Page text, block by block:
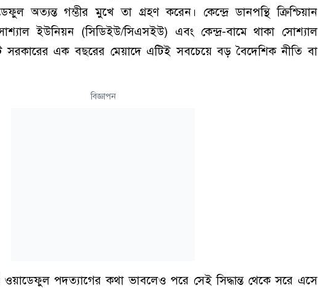
অত্যন্ত গম্ভীর মুখে তা গ্রহণ করেন। কেন্দ্রে ডানপন্থি ক্রিশ্চিয়ান
সোশ্যাল ইউনিয়ন (সিডিইউ/সিএসইউ) এবং কেন্দ্র-বামে থাকা সোশ্যাল
সরকারের এক বছরের মেয়াদে এটিই সবচেয়ে বড় বৈদেশিক নীতি বা
বিজ্ঞাপন
ওয়াডেফুল পদত্যাগের কথা ভাবলেও পরে সেই সিদ্ধান্ত থেকে সরে এসে